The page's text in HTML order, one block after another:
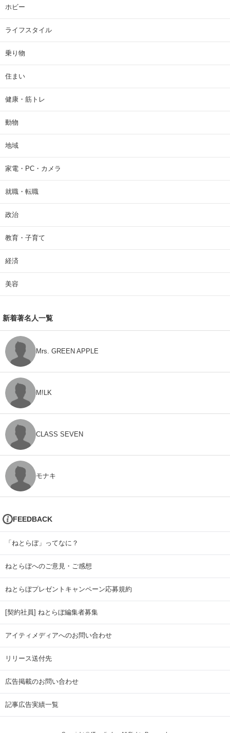
ホビー
ライフスタイル
乗り物
住まい
健康・筋トレ
動物
地域
家電・PC・カメラ
就職・転職
政治
教育・子育て
経済
美容
新着著名人一覧
Mrs. GREEN APPLE
M!LK
CLASS SEVEN
モナキ
FEEDBACK
「ねとらぼ」ってなに？
ねとらぼへのご意見・ご感想
ねとらぼプレゼントキャンペーン応募規約
[契約社員] ねとらぼ編集者募集
アイティメディアへのお問い合わせ
リリース送付先
広告掲載のお問い合わせ
記事広告実績一覧